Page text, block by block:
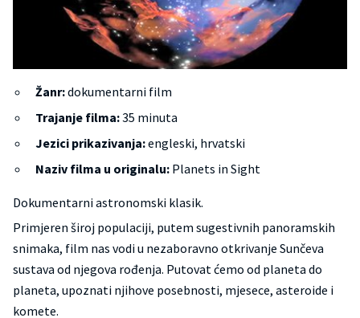
Žanr:dokumentarni film
Trajanje filma:35 minuta
Jezici prikazivanja:engleski, hrvatski
Naziv filma u originalu: Planets in Sight
Dokumentarni astronomski klasik.
Primjeren široj populaciji, putem sugestivnih panoramskih
snimaka, film nas vodi u nezaboravno otkrivanje Sunčeva
sustava od njegova rođenja. Putovat ćemo od planeta do
planeta, upoznati njihove posebnosti, mjesece, asteroide i
komete.